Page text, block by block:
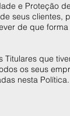
e Proteção
seus clientes,
de que
Titulares que
os seus
nesta Política.